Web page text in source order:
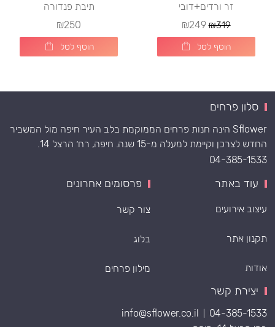
זר ורדים+דובי
₪319
₪249
הוסף לסל
תיבת פנדורה
₪250
הוסף לסל
סלון פרחים
Sflower הינה חנות פרחים הממוקמת בלב העיר חיפה מול המשביר
החדש לצרכן וקיימת למעלה מ-15 שנה. חיפה, רח׳ הרצל 14.
04-385-1533
עוד באתר
עיצוב אירועים
תקנון אתר
אודות
פרסומים אחרונים
צור קשר
בלוג
מילון פרחים
יצירת קשר
04-385-1533
info@sflower.co.il